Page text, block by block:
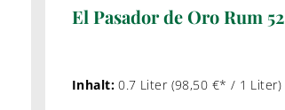
El Pasador de Oro Rum 52
Inhalt:0.7 Liter (98,50 €* / 1 Liter)